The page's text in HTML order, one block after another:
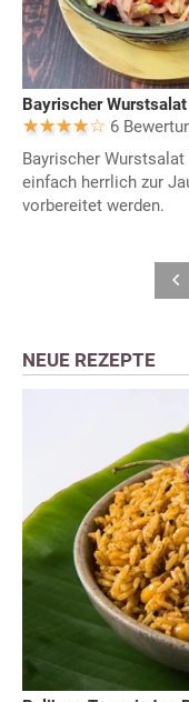
Bayrischer Wurstsalat
6
Bayrischer
einfach herrlich zur
vorbereitet werden.
NEUE REZEPTE